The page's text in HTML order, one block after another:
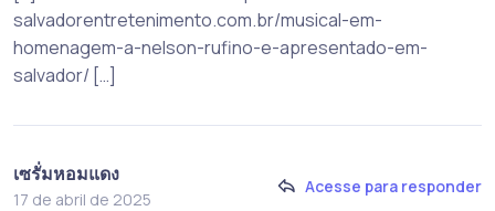
salvadorentretenimento.com.br/musical-em-
homenagem-a-nelson-rufino-e-apresentado-em-
salvador/ […]
เซรั่มหอมแดง
17 de abril de 2025
Acesse para responder